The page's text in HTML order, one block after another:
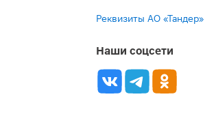
Реквизиты АО «Тандер»
Наши соцсети